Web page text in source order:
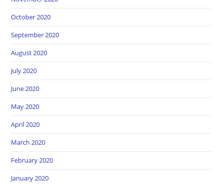
October 2020
September 2020
August 2020
July 2020
June 2020
May 2020
April 2020
March 2020
February 2020
January 2020